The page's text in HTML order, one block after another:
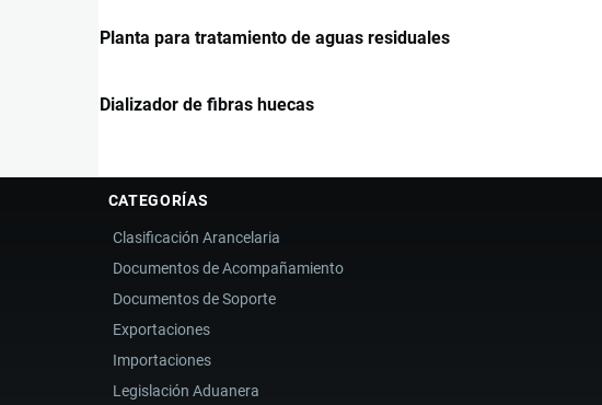
Planta para tratamiento de aguas residuales
Dializador de fibras huecas
CATEGORÍAS
Clasificación Arancelaria
Documentos de Acompañamiento
Documentos de Soporte
Exportaciones
Importaciones
Legislación Aduanera